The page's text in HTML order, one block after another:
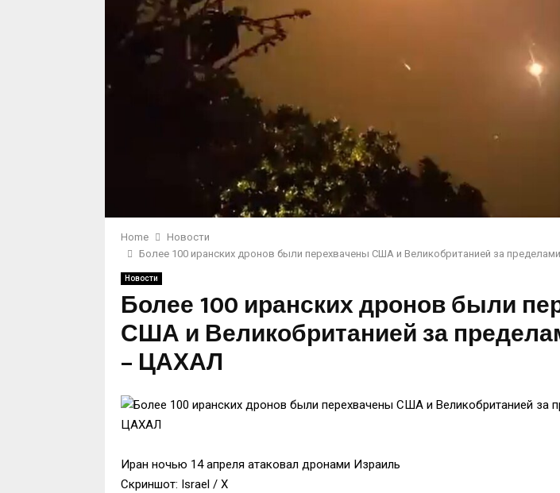
Home
Новости
Более 100 иранских дронов были перехвачены США и Великобританией за
Новости
Более 100 иранских дронов были
США и Великобританией за
– ЦАХАЛ
Иран ночью 14 апреля атаковал дронами Израиль
Скриншот: Israel / X